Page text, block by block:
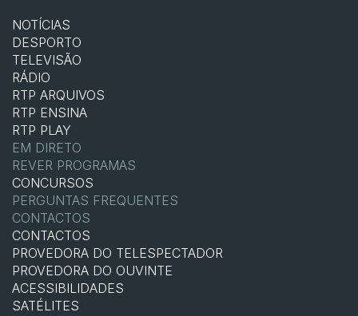
NOTÍCIAS
DESPORTO
TELEVISÃO
RÁDIO
RTP ARQUIVOS
RTP ENSINA
RTP PLAY
EM DIRETO
REVER PROGRAMAS
CONCURSOS
PERGUNTAS FREQUENTES
CONTACTOS
CONTACTOS
PROVEDORA DO TELESPECTADOR
PROVEDORA DO OUVINTE
ACESSIBILIDADES
SATÉLITES